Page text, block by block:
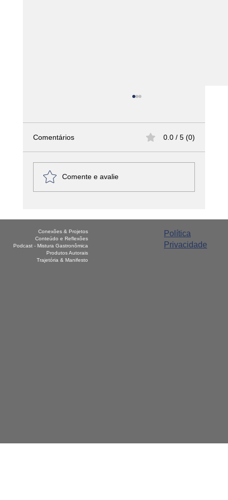
América Latina - Haiti – Griot
Comentários 0.0 / 5 (0)
Comente e avalie
Política
Privacidade
Conexões & Projetos
Conteúdo e Reflexões
Podcast - Mistura Gastronômica
Produtos Autorais
Trajetória & Manifesto